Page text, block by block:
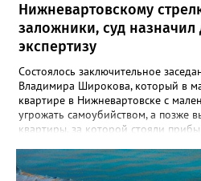
Нижневартовскому
заложники, суд
экспертизу
Состоялось заключительное
Владимира Широкова, который в
квартире в Нижневартовске с
угрожать самоубийством, а позже
квартиры, за которой стояли
квартиры и подвала дома. В
силовики договорились с